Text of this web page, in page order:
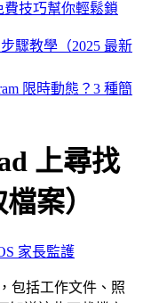
費技巧幫你輕鬆鎖
驟教學（2025 最新
限時動態？3 種簡
上尋找
案）
家長監護
包括工作文件、照